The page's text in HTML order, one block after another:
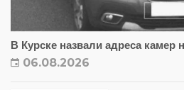
В Курске назвали адреса камер
06.08.2026